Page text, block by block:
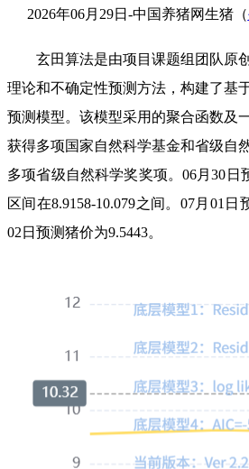
2026年06月29日-中国养猪网生猪（
玄田算法是由项目课题组团队原
理论和不确定性预测方法，构建了基
预测模型。该模型采用的聚合函数及
获得多项国家自然科学基金和省级自
多项省级自然科学奖奖项。06月30日
区间在8.9158-10.079之间。07月01日
02日预测猪价为9.5443。